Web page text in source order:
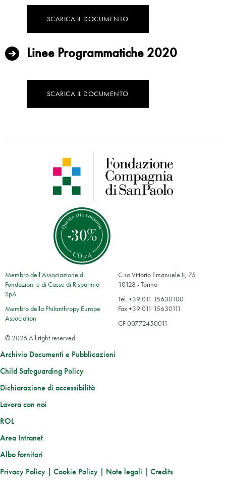
SCARICA IL DOCUMENTO
Linee Programmatiche 2020
SCARICA IL DOCUMENTO
Membro dell'Associazione di
Fondazioni e di Casse di Risparmio
SpA
Membro della Philanthropy Europe
Association
C.so Vittorio Emanuele II, 75
10128 - Torino
Tel. +39 011 15630100
Fax +39 011 15630111
CF 00772450011
© 2026 All right reserved
Archivio Documenti e Pubblicazioni
Child Safeguarding Policy
Dichiarazione di accessibilità
Lavora con noi
ROL
Area Intranet
Albo fornitori
Privacy Policy | Cookie Policy | Note legali | Credits